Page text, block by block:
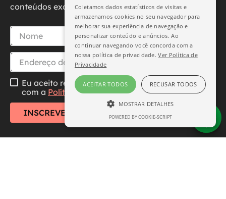
conteúdos exclusivos diretamente no seu e-mail.
Eu aceito receber essa newsletter, li e concordo
com a Política de Privacidade
INSCREVER-SE
Coletamos dados estatísticos de visitas e
armazenamos cookies no seu navegador para
melhorar sua experiência de navegação e
personalizar conteúdo e anúncios. Ao
continuar navegando você concorda com a
nossa política de privacidade.Ver Política de
Privacidade
ACEITAR TODOS RECUSAR TODOS
MOSTRAR DETALHES
ESTRITAMENTE NECESSÁRIO
POWERED BY COOKIE-SCRIPT